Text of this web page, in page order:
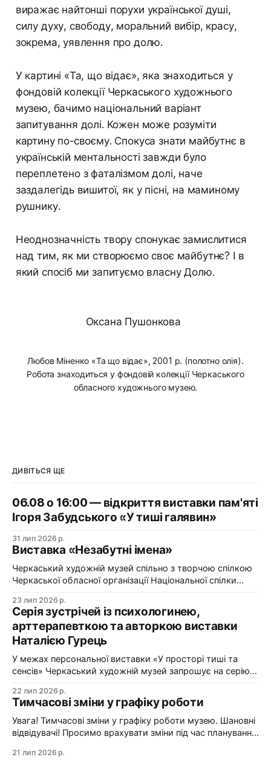
виражає найтонші порухи української душі,
силу духу, свободу, моральний вибір, красу,
зокрема, уявлення про долю.
У картині «Та, що відає», яка знаходиться у
фондовій колекції Черкаського художнього
музею, бачимо національний варіант
запитування долі. Кожен може розуміти
картину по-своєму. Спокуса знати майбутнє в
українській ментальності завжди було
переплетено з фаталізмом долі, наче
заздалегідь вишитої, як у пісні, на маминому
рушнику.
Неоднозначність твору спонукає замислитися
над тим, як ми створюємо своє майбутнє? І в
який спосіб ми запитуємо власну Долю.
Оксана Пушонкова
Любов Міненко «Та що відає», 2001 р. (полотно олія).
Робота знаходиться у фондовій колекції Черкаського
обласного художнього музею.
ДИВІТЬСЯ ЩЕ
06.08 о 16:00 — відкриття виставки пам'яті
Ігоря Забудського «У тиші галявин»
31 лип 2026 р.
Виставка «Незабутні імена»
Черкаський художній музей спільно з творчою спілкою
Черкаської обласної організації Національної спілки
імена». Виставка «Незабутні імена» — це мистецька
подорож у творчий спадок художників Черкащини, чий
життєвий шлях вже завершилися, але їх талант і
сьогодні продовжує промовляти до глядача мовою
образів, кольору та форми. До огляду
23 лип 2026 р.
Серія зустрічей із психологинею,
арттерапевткою та авторкою виставки
Наталією Гурець
У межах персональної виставки «У просторі тиші та
сенсів» Черкаський художній музей запрошує на серію
авторкою виставки Наталією Гурець. Протягом
виставки відбудеться цикл подій, у яких мистецтво стає
простором для діалогу, творчого досвіду та
самопізнання. Арттерапевтичні зустрічі з Наталією
22 лип 2026 р.
Тимчасові зміни у графіку роботи
Увага! Тимчасові зміни у графіку роботи музею. Шановні
відвідувачі! Просимо врахувати зміни під час планування
(п'ятниця) — санітарний день. Музей зачинено. 25–26
21 лип 2026 р.